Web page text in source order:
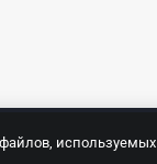
используемых